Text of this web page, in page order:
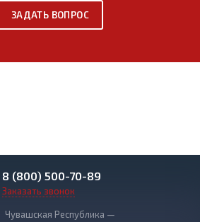
ЗАДАТЬ ВОПРОС
8 (800) 500-70-89
Заказать звонок
Чувашская Республика —